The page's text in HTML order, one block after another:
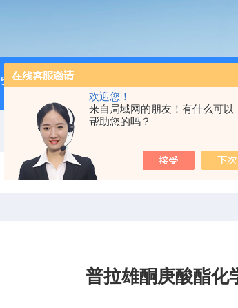
欢迎您！
来自局域网的朋友！有什么可以
帮助您的吗？
500次MTS细胞增殖与细胞毒性检测试剂盒
当前位置：首页 产品中心
普拉雄酮庚酸酯化